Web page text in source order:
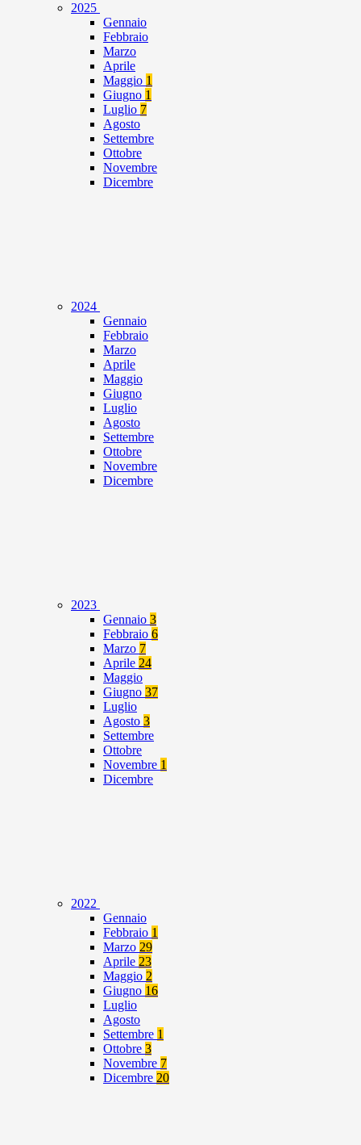
2025
Gennaio
Febbraio
Marzo
Aprile
Maggio 1
Giugno 1
Luglio 7
Agosto
Settembre
Ottobre
Novembre
Dicembre
2024
Gennaio
Febbraio
Marzo
Aprile
Maggio
Giugno
Luglio
Agosto
Settembre
Ottobre
Novembre
Dicembre
2023
Gennaio 3
Febbraio 6
Marzo 7
Aprile 24
Maggio
Giugno 37
Luglio
Agosto 3
Settembre
Ottobre
Novembre 1
Dicembre
2022
Gennaio
Febbraio 1
Marzo 29
Aprile 23
Maggio 2
Giugno 16
Luglio
Agosto
Settembre 1
Ottobre 3
Novembre 7
Dicembre 20